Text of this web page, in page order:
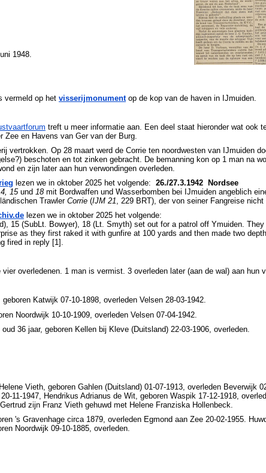
1948.
vermeld op het visserijmonumentop de kop van de haven in IJmuiden.
treft u meer informatie aan. Een deel staat hieronder wat ook
Zee en Havens van Ger van der Burg.
vertrokken. Op 28 maart werd de Corrie ten noordwesten van IJmuiden
beschoten en tot zinken gebracht. De bemanning kon op 1 man na
en zijn later aan hun verwondingen overleden.
lezen we in oktober 2025 het volgende: 26./27.3.1942 Nordsee
15und 18mit Bordwaffen und Wasserbomben bei IJmuiden angeblich
TrawlerCorrie (IJM 21 , 229 BRT), der von seiner Fangreise nicht
lezen we in oktober 2025 het volgende:
15 (SubLt. Bowyer), 18 (Lt. Smyth) set out for a patrol off Ymuiden. They
as they first raked it with gunfire at 100 yards and then made two
fired in reply [1].
overledenen. 1 man is vermist. 3 overleden later (aan de wal) aan hun
Katwijk 07-10-1898, overleden Velsen 28-03-1942.
Noordwijk 10-10-1909, overleden Velsen 07-04-1942.
oud 36 jaar, geboren Kellen bij Kleve (Duitsland) 22-03-1906, overleden.
Vieth, geboren Gahlen (Duitsland) 01-07-1913, overleden Beverwijk
11-1947, Hendrikus Adrianus de Wit, geboren Waspik 17-12-1918,
zijn Franz Vieth gehuwd met Helene Franziska Hollenbeck.
's Gravenhage circa 1879, overleden Egmond aan Zee 20-02-1955.
Noordwijk 09-10-1885, overleden.